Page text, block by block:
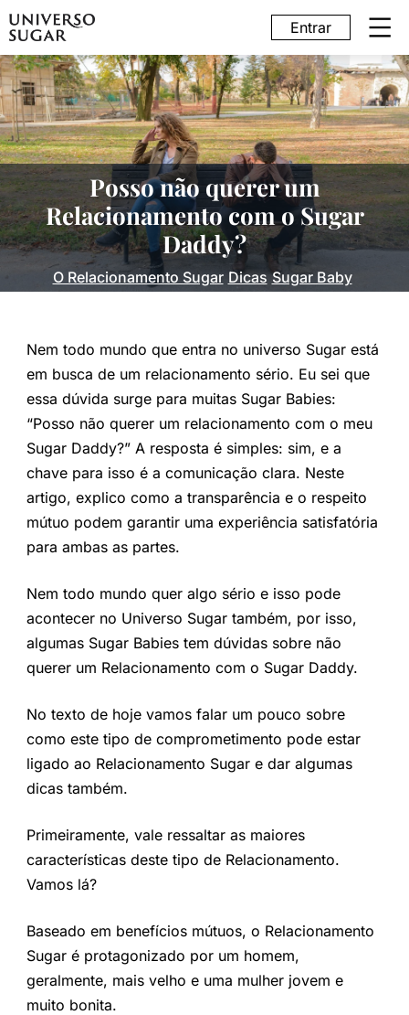
Entrar
Posso não querer um
Relacionamento com o Sugar
Daddy?
O Relacionamento Sugar Dicas Sugar Baby
Nem todo mundo que entra no universo Sugar está
em busca de um relacionamento sério. Eu sei que
essa dúvida surge para muitas Sugar Babies:
“Posso não querer um relacionamento com o meu
Sugar Daddy?” A resposta é simples: sim, e a
chave para isso é a comunicação clara. Neste
artigo, explico como a transparência e o respeito
mútuo podem garantir uma experiência satisfatória
para ambas as partes.
Nem todo mundo quer algo sério e isso pode
acontecer no Universo Sugar também, por isso,
algumas Sugar Babies tem dúvidas sobre não
querer um Relacionamento com o Sugar Daddy.
No texto de hoje vamos falar um pouco sobre
como este tipo de comprometimento pode estar
ligado ao Relacionamento Sugar e dar algumas
dicas também.
Primeiramente, vale ressaltar as maiores
características deste tipo de Relacionamento.
Vamos lá?
Baseado em benefícios mútuos, o Relacionamento
Sugar é protagonizado por um homem,
geralmente, mais velho e uma mulher jovem e
muito bonita.